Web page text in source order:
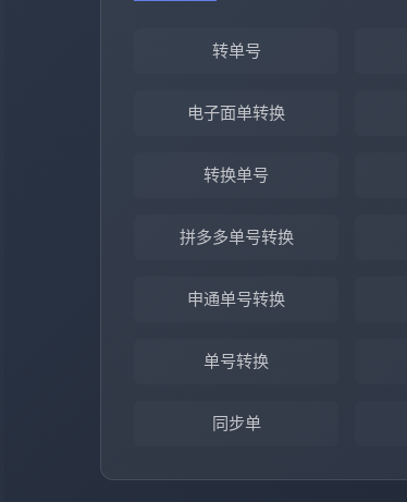
转单号
电子面单转换
转换单号
拼多多单号转换
申通单号转换
单号转换
同步单